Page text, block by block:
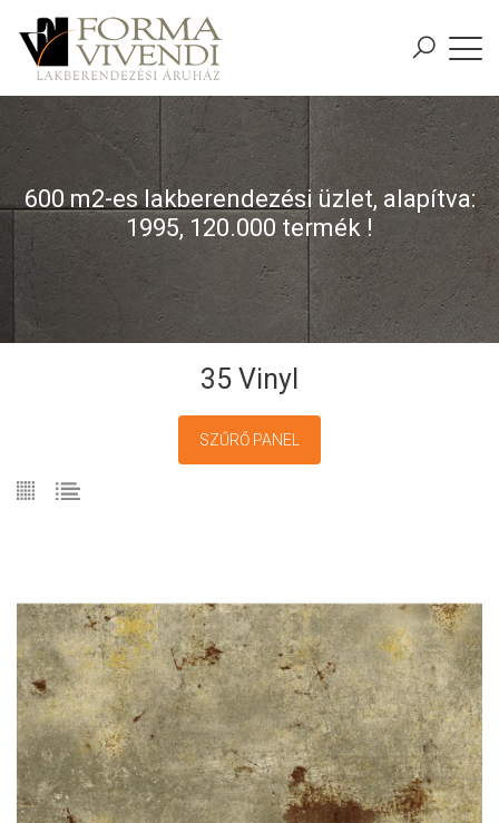
600 m2-es lakberendezési üzlet, alapítva:
1995, 120.000 termék !
35 Vinyl
SZŰRŐ PANEL